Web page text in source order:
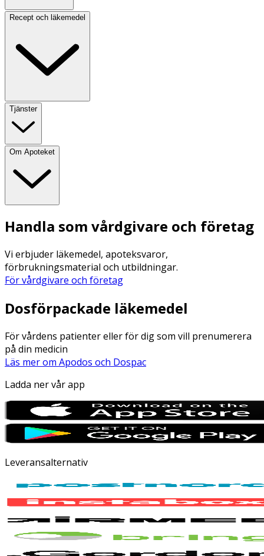
Recept och läkemedel
Tjänster
Om Apoteket
Handla som vårdgivare och företag
Vi erbjuder läkemedel, apoteksvaror,
förbrukningsmaterial och utbildningar.
För vårdgivare och företag
Dosförpackade läkemedel
För vårdens patienter eller för dig som vill prenumerera
på din medicin
Läs mer om Apodos och Dospac
Ladda ner vår app
Leveransalternativ